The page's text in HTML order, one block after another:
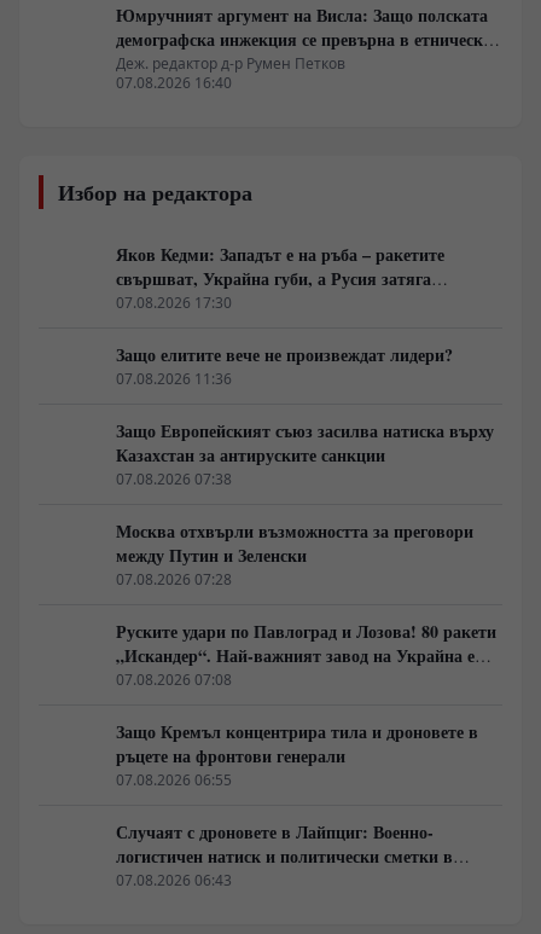
Юмручният аргумент на Висла: Защо полската
демографска инжекция се превърна в етническо
бойно поле
Деж. редактор д-р Румен Петков
07.08.2026 16:40
Избор на редактора
Яков Кедми: Западът е на ръба – ракетите
свършват, Украйна губи, а Русия затяга
примката!
07.08.2026 17:30
Защо елитите вече не произвеждат лидери?
07.08.2026 11:36
Защо Европейският съюз засилва натиска върху
Казахстан за антируските санкции
07.08.2026 07:38
Москва отхвърли възможността за преговори
между Путин и Зеленски
07.08.2026 07:28
Руските удари по Павлоград и Лозова! 80 ракети
„Искандер“. Най-важният завод на Украйна е
унищожен. Евакуират ли линейки „западни
07.08.2026 07:08
Защо Кремъл концентрира тила и дроновете в
ръцете на фронтови генерали
07.08.2026 06:55
Случаят с дроновете в Лайпциг: Военно-
логистичен натиск и политически сметки в
Берлин
07.08.2026 06:43